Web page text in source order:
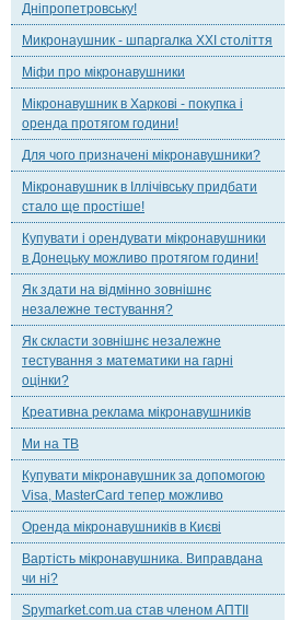
Дніпропетровську!
Микронаушник - шпаргалка XXI століття
Міфи про мікронавушники
Мікронавушник в Харкові - покупка і
оренда протягом години!
Для чого призначені мікронавушники?
Мікронавушник в Іллічівську придбати
стало ще простіше!
Купувати і орендувати мікронавушники
в Донецьку можливо протягом години!
Як здати на відмінно зовнішнє
незалежне тестування?
Як скласти зовнішнє незалежне
тестування з математики на гарні
оцінки?
Креативна реклама мікронавушників
Ми на ТВ
Купувати мікронавушник за допомогою
Visa, MasterCard тепер можливо
Оренда мікронавушників в Києві
Вартість мікронавушника. Виправдана
чи ні?
Spymarket.com.ua став членом АПТІІ